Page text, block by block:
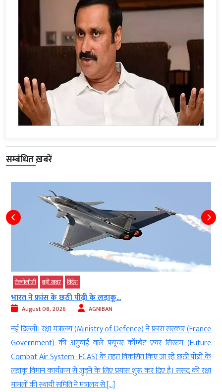
सम्बंधित ख़बरें
टेक्‍नोलॉजी बड़ी खबर विदेश
भारत ने फ्रांस के छठी पीढ़ी के लड़ाकू...
August 08, 2026 AGNIBAN
नई दिल्ली। रक्षा मंत्रालय (Ministry of Defence) ने फ्रांस सरकार (France
Government) की अगुवाई वाले फ्यूचर कॉम्बैट एयर सिस्टम (Future
Combat Air System- FCAS) के तहत विकसित किए जा रहे छठी पीढ़ी के
लड़ाकू विमान कार्यक्रम से जुड़ने के लिए प्रयास शुरू कर दिए हैं। संसद की रक्षा
मामलों की स्थायी समिति ने मंत्रालय से […]